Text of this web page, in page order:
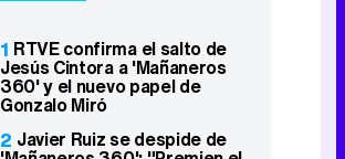
1 RTVE confirma el salto de
Jesús Cintora a 'Mañaneros
360' y el nuevo papel de
Gonzalo Miró
2 Javier Ruiz se despide de